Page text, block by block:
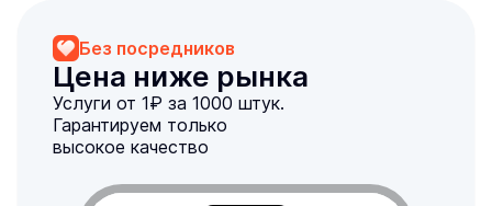
Без посредников
Цена ниже рынка
Услуги от 1₽ за 1000 штук.
Гарантируем только
высокое качество